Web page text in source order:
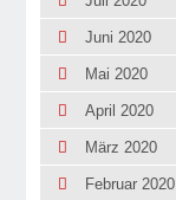
Juni 2020
Mai 2020
April 2020
März 2020
Februar 2020